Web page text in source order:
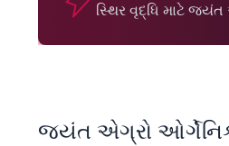
સ્થિર વૃદ્ધિ માટે
જયંત એગ્રો